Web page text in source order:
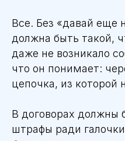
Все. Без «давай еще
должна быть такой,
даже не возникало
что он понимает:
цепочка, из которой
В договорах должны
штрафы ради